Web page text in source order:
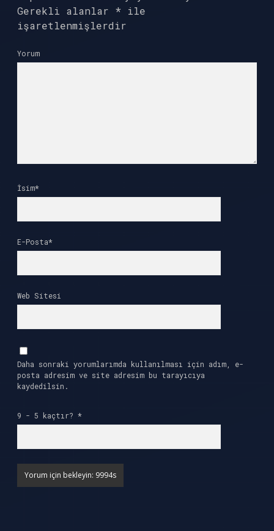
Gerekli alanlar * ile
işaretlenmişlerdir
Yorum
İsim*
E-Posta*
Web Sitesi
Daha sonraki yorumlarımda kullanılması için adım, e-
posta adresim ve site adresim bu tarayıcıya
kaydedilsin.
9 - 5 kaçtır? *